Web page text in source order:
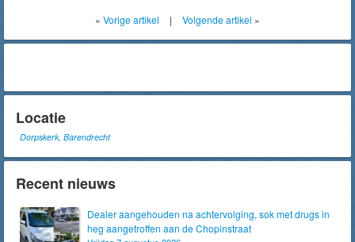
« Vorige artikel | Volgende artikel »
Locatie
Dorpskerk, Barendrecht
Recent nieuws
Dealer aangehouden na achtervolging, sok met drugs in
heg aangetroffen aan de Chopinstraat